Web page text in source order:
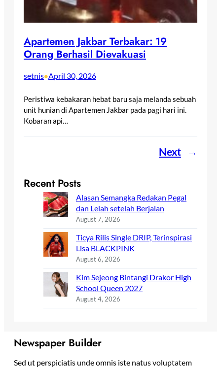
Apartemen Jakbar Terbakar: 19
Orang Berhasil Dievakuasi
setnis•April 30, 2026
Peristiwa kebakaran hebat baru saja melanda sebuah
unit hunian di Apartemen Jakbar pada pagi hari ini.
Kobaran api…
Next →
Recent Posts
Alasan Semangka Redakan Pegal
dan Lelah setelah Berjalan
August 7, 2026
Ticya Rilis Single DRIP, Terinspirasi
Lisa BLACKPINK
August 6, 2026
Kim Sejeong Bintangi Drakor High
School Queen 2027
August 4, 2026
Newspaper Builder
Sed ut perspiciatis unde omnis iste natus voluptatem